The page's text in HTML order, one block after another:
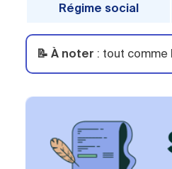
Régime social
📝 À noter : tout comme